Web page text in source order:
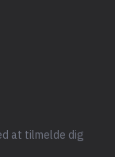
at tilmelde dig